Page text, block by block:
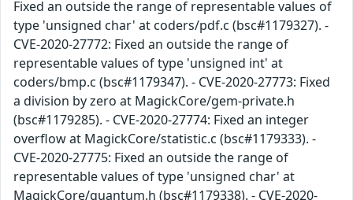
Fixed an outside the range of representable values of
type 'unsigned char' at coders/pdf.c (bsc#1179327). -
CVE-2020-27772: Fixed an outside the range of
representable values of type 'unsigned int' at
coders/bmp.c (bsc#1179347). - CVE-2020-27773: Fixed
a division by zero at MagickCore/gem-private.h
(bsc#1179285). - CVE-2020-27774: Fixed an integer
overflow at MagickCore/statistic.c (bsc#1179333). -
CVE-2020-27775: Fixed an outside the range of
representable values of type 'unsigned char' at
MagickCore/quantum.h (bsc#1179338). - CVE-2020-